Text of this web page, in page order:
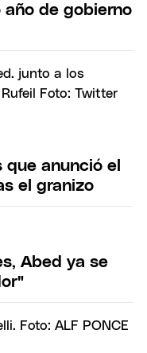
de gobierno
que anunció el
el granizo
Abed ya se